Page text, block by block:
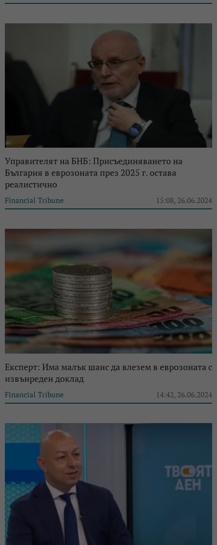
Управителят на БНБ: Присъединяването на
България в еврозоната през 2025 г. остава
реалистично
Financial Tribune 15:08, 26.06.2024
Експерт: Има малък шанс да влезем в еврозоната с
извънреден доклад
Financial Tribune 14:42, 26.06.2024